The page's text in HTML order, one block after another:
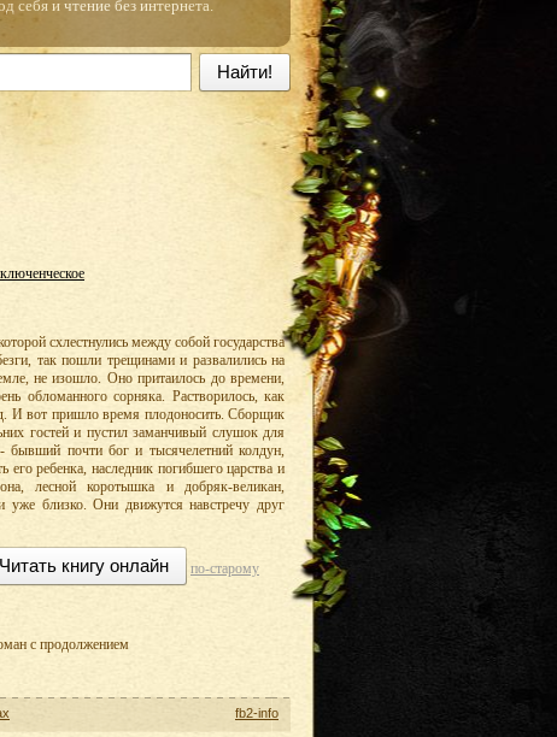
себя и чтение без интернета.
Найти!
схлестнулись между собой государства
так пошли трещинами и развалились на
не изошло. Оно притаилось до времени,
обломанного сорняка. Растворилось, как
И вот пришло время плодоносить. Сборщик
гостей и пустил заманчивый слушок для
бывший почти бог и тысячелетний колдун,
его ребенка, наследник погибшего царства и
лесной коротышка и добряк-великан,
близко. Они движутся навстречу друг
Читать книгу онлайн по-старому
с продолжением
fb2-info